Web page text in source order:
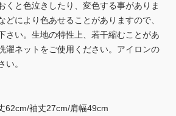
くと色泣きしたり、変色する事がありま
どにより色あせることがありますので、
さい。生地の特性上、若干縮むことがあ
濯ネットをご使用ください。アイロンの
い。
62cm/袖丈27cm/肩幅49cm